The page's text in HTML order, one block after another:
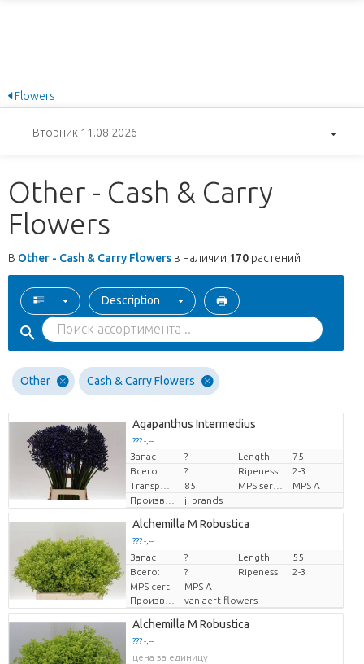
Flowers
Вторник 11.08.2026
Other - Cash & Carry
Flowers
В Other - Cash & Carry Flowers в наличии 170 растений
Description
Other Cash & Carry Flowers
Agapanthus Intermedius
??? -,--
цена за единицу
Запас ? Length
75
Всего:
? Ripeness
2-3
85
MPS A
j. brands
Alchemilla M Robustica
??? -,--
цена за единицу
Запас ? Length
55
Всего:
? Ripeness
2-3
MPS cert.
MPS A
van aert flowers
Alchemilla M Robustica
??? -,--
цена за единицу